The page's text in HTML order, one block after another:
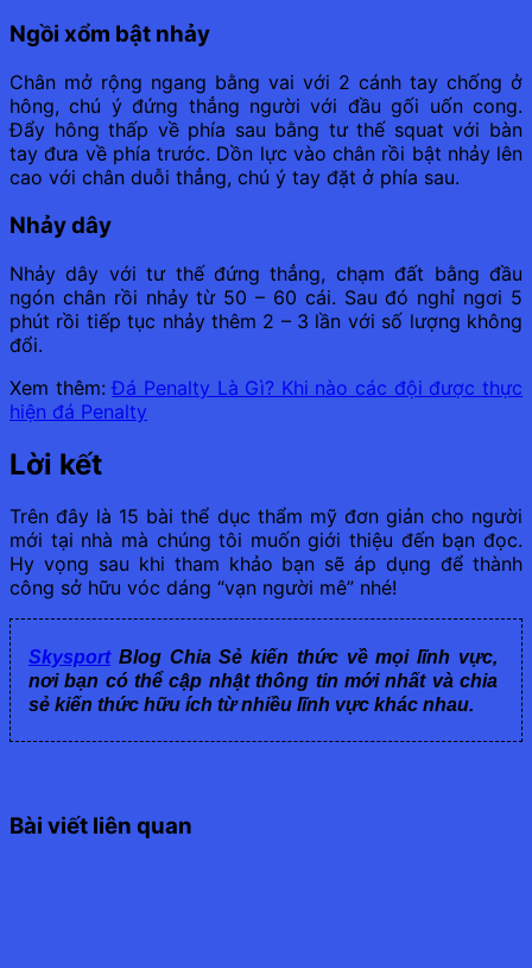
Ngồi xổm bật nhảy
Chân mở rộng ngang bằng vai với 2 cánh tay chống ở
hông, chú ý đứng thẳng người với đầu gối uốn cong.
Đẩy hông thấp về phía sau bằng tư thế squat với bàn
tay đưa về phía trước. Dồn lực vào chân rồi bật nhảy lên
cao với chân duỗi thẳng, chú ý tay đặt ở phía sau.
Nhảy dây
Nhảy dây với tư thế đứng thẳng, chạm đất bằng đầu
ngón chân rồi nhảy từ 50 – 60 cái. Sau đó nghỉ ngơi 5
phút rồi tiếp tục nhảy thêm 2 – 3 lần với số lượng không
đổi.
Xem thêm:Đá Penalty Là Gì? Khi nào các đội được thực
hiện đá Penalty
Lời kết
Trên đây là 15 bài thể dục thẩm mỹ đơn giản cho người
mới tại nhà mà chúng tôi muốn giới thiệu đến bạn đọc.
Hy vọng sau khi tham khảo bạn sẽ áp dụng để thành
công sở hữu vóc dáng “vạn người mê” nhé!
SkysportBlog Chia Sẻ kiến thức về mọi lĩnh vực,
nơi bạn có thể cập nhật thông tin mới nhất và chia
sẻ kiến thức hữu ích từ nhiều lĩnh vực khác nhau.
Bài viết liên quan